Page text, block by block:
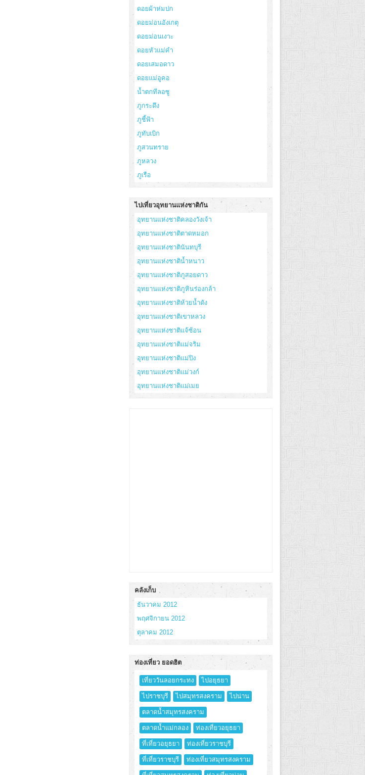
ดอยผ้าห่มปก
ดอยม่อนอังเกตุ
ดอยม่อนเงาะ
ดอยหัวแม่คำ
ดอยเสมอดาว
ดอยแม่อูคอ
น้ำตกทีลอซู
ภูกระดึง
ภูชี้ฟ้า
ภูทับเบิก
ภูสวนทราย
ภูหลวง
ภูเรือ
ไปเที่ยวอุทยานแห่งชาติกัน
อุทยานแห่งชาติคลองวังเจ้า
อุทยานแห่งชาติตาดหมอก
อุทยานแห่งชาตินันทบุรี
อุทยานแห่งชาติน้ำหนาว
อุทยานแห่งชาติภูสอยดาว
อุทยานแห่งชาติภูหินร่องกล้า
อุทยานแห่งชาติห้วยน้ำดัง
อุทยานแห่งชาติเขาหลวง
อุทยานแห่งชาติแจ้ซ้อน
อุทยานแห่งชาติแม่จริม
อุทยานแห่งชาติแม่ปิง
อุทยานแห่งชาติแม่วงก์
อุทยานแห่งชาติแม่เมย
คลังเก็บ
ธันวาคม 2012
พฤศจิกายน 2012
ตุลาคม 2012
ท่องเที่ยว ยอดฮิต
เที่ยววันลอยกระทง ไปอยุธยา
ไปราชบุรี ไปสมุทรสงคราม ไปน่าน
ตลาดน้ำสมุทรสงคราม
ตลาดน้ำแม่กลอง ท่องเที่ยวอยุธยา
ที่เที่ยวอยุธยา ท่องเที่ยวราชบุรี
ที่เที่ยวราชบุรี ท่องเที่ยวสมุทรสงคราม